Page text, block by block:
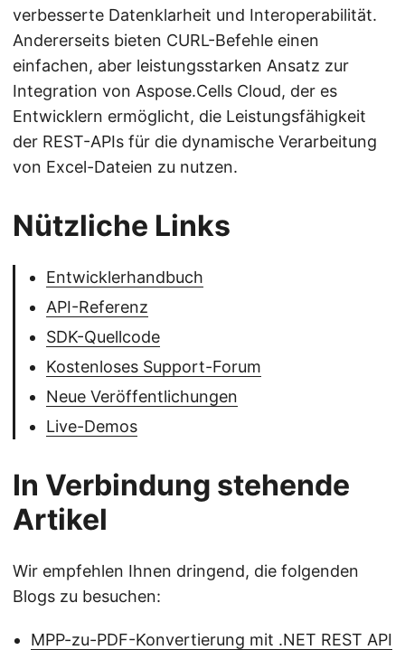
verbesserte Datenklarheit und Interoperabilität.
Andererseits bieten CURL-Befehle einen
einfachen, aber leistungsstarken Ansatz zur
Integration von Aspose.Cells Cloud, der es
Entwicklern ermöglicht, die Leistungsfähigkeit
der REST-APIs für die dynamische Verarbeitung
von Excel-Dateien zu nutzen.
Nützliche Links
Entwicklerhandbuch
API-Referenz
SDK-Quellcode
Kostenloses Support-Forum
Neue Veröffentlichungen
Live-Demos
In Verbindung stehende
Artikel
Wir empfehlen Ihnen dringend, die folgenden
Blogs zu besuchen:
MPP-zu-PDF-Konvertierung mit .NET REST API